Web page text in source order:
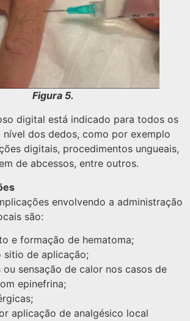
Figura 5.
digital está indicado para todos os
nível dos dedos, como por exemplo
digitais, procedimentos ungueais,
de abcessos, entre outros.
envolvendo a administração
são:
e formação de hematoma;
sitio de aplicação;
ou sensação de calor nos casos de
epinefrina;
aplicação de analgésico local